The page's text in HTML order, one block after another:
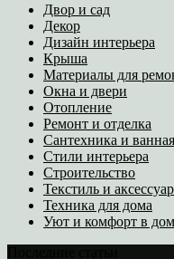
Двор и сад
Декор
Дизайн интерьера
Крыша
Материалы для
Окна и двери
Отопление
Ремонт и отделка
Сантехника и ванная
Стили интерьера
Строительство
Текстиль и
Техника для дома
Уют и комфорт в